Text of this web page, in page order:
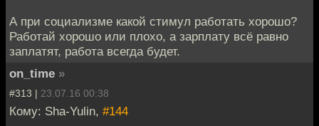
А при социализме какой стимул работать хорошо?
Работай хорошо или плохо, а зарплату всё равно
заплатят, работа всегда будет.
on_time »
#313 | 23.07.16 00:38
Кому: Sha-Yulin, #144